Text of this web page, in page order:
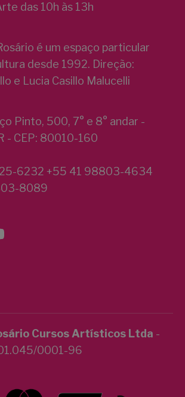
das 10h às 13h
é um espaço particular
desde 1992. Direção:
e Lucia Casillo Malucelli
Pinto, 500, 7° e 8° andar -
- CEP: 80010-160
6232 +55 41 98803-4634
8089
Cursos Artísticos Ltda -
0001-96